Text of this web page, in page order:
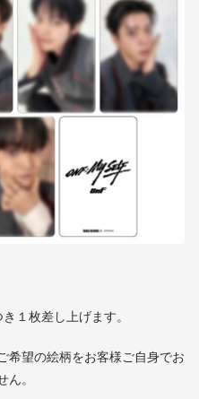
１枚差し上げます。
望の絵柄をお客様ご自身でお
。